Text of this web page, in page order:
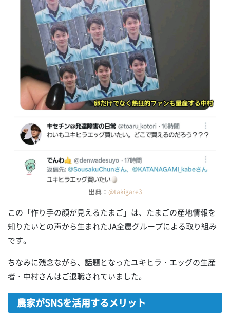
出典： @takigare3
この「作り手の顔が見えるたまご」は、たまごの産地情報を
知りたいとの声から生まれたJA全農グループによる取り組み
です。
ちなみに残念ながら、話題となったユキヒラ・エッグの生産
者・中村さんはご退職されていました。
農家がSNSを活用するメリット